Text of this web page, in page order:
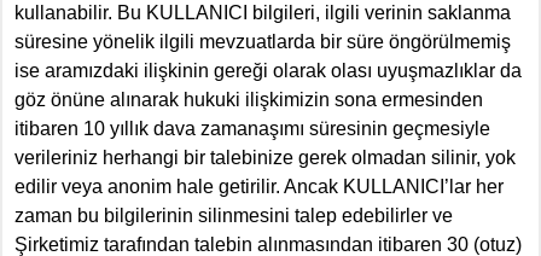
kullanabilir. Bu KULLANICI bilgileri, ilgili verinin saklanma
süresine yönelik ilgili mevzuatlarda bir süre öngörülmemiş
ise aramızdaki ilişkinin gereği olarak olası uyuşmazlıklar da
göz önüne alınarak hukuki ilişkimizin sona ermesinden
itibaren 10 yıllık dava zamanaşımı süresinin geçmesiyle
verileriniz herhangi bir talebinize gerek olmadan silinir, yok
edilir veya anonim hale getirilir. Ancak KULLANICI’lar her
zaman bu bilgilerinin silinmesini talep edebilirler ve
Şirketimiz tarafından talebin alınmasından itibaren 30 (otuz)